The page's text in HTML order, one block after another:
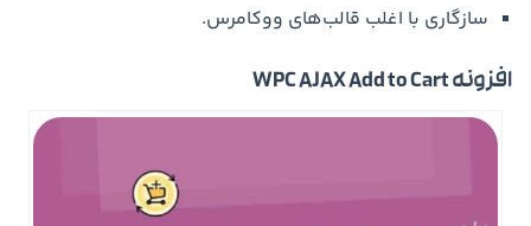
سازگاری با اغلب قالب‌های ووکامرس.
افزونه WPC AJAX Add to Cart